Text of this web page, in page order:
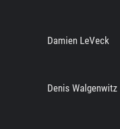
Damien LeVeck
Denis Walgenwitz